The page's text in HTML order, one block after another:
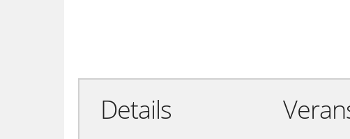
Details